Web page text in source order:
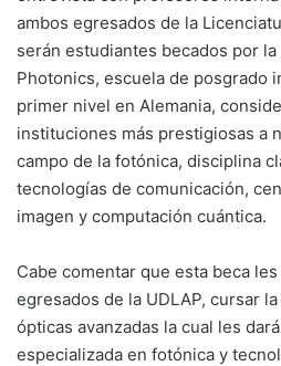
ambos egresados de la
serán estudiantes becados por
Photonics, escuela de posgrado
primer nivel en Alemania,
instituciones más prestigiosas a
campo de la fotónica, disciplina
tecnologías de comunicación,
imagen y computación cuántica.
Cabe comentar que esta beca
egresados de la UDLAP, cursar
ópticas avanzadas la cual les
especializada en fotónica y